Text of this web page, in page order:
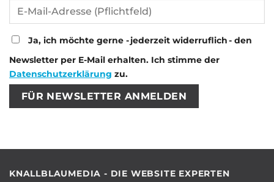
Ja, ich möchte gerne - jederzeit widerruflich - den
Newsletter per E-Mail erhalten. Ich stimme der
Datenschutzerklärung zu.
Bitte lasse dieses Feld leer.
Bitte lasse dieses Feld leer.
KNALLBLAUMEDIA - DIE WEBSITE EXPERTEN